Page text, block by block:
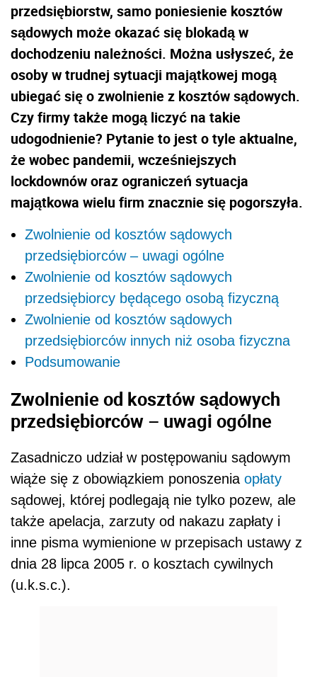
przedsiębiorstw, samo poniesienie kosztów
sądowych może okazać się blokadą w
dochodzeniu należności. Można usłyszeć, że
osoby w trudnej sytuacji majątkowej mogą
ubiegać się o zwolnienie z kosztów sądowych.
Czy firmy także mogą liczyć na takie
udogodnienie? Pytanie to jest o tyle aktualne,
że wobec pandemii, wcześniejszych
lockdownów oraz ograniczeń sytuacja
majątkowa wielu firm znacznie się pogorszyła.
Zwolnienie od kosztów sądowych
przedsiębiorców – uwagi ogólne
Zwolnienie od kosztów sądowych
przedsiębiorcy będącego osobą fizyczną
Zwolnienie od kosztów sądowych
przedsiębiorców innych niż osoba fizyczna
Podsumowanie
Zwolnienie od kosztów sądowych
przedsiębiorców – uwagi ogólne
Zasadniczo udział w postępowaniu sądowym
wiąże się z obowiązkiem ponoszenia opłaty
sądowej, której podlegają nie tylko pozew, ale
także apelacja, zarzuty od nakazu zapłaty i
inne pisma wymienione w przepisach ustawy z
dnia 28 lipca 2005 r. o kosztach cywilnych
(u.k.s.c.).